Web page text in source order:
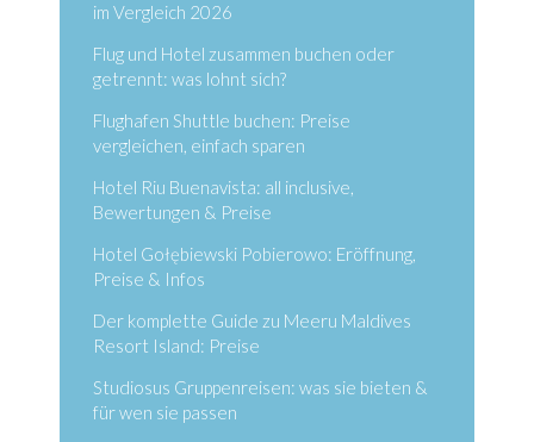
im Vergleich 2026
Flug und Hotel zusammen buchen oder
getrennt: was lohnt sich?
Flughafen Shuttle buchen: Preise
vergleichen, einfach sparen
Hotel Riu Buenavista: all inclusive,
Bewertungen & Preise
Hotel Gołębiewski Pobierowo: Eröffnung,
Preise & Infos
Der komplette Guide zu Meeru Maldives
Resort Island: Preise
Studiosus Gruppenreisen: was sie bieten &
für wen sie passen